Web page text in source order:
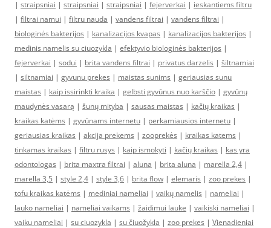
| straipsniai | straipsniai | straipsniai | fejerverkai | ieskantiems filtru
| filtrai namui | filtru nauda | vandens filtrai | vandens filtrai |
biologinės bakterijos | kanalizacijos kvapas | kanalizacijos bakterijos |
medinis namelis su ciuozykla | efektyvio biologinės bakterijos |
fejerverkai | sodui | brita vandens filtrai | privatus darzelis | šiltnamiai
| siltnamiai | gyvunu prekes | maistas sunims | geriausias sunu
maistas | kaip issirinkti kraika | gelbsti gyvūnus nuo karščio | gyvūnų
maudynės vasarą | šunų mityba | sausas maistas | kačių kraikas |
kraikas katėms | gyvūnams internetu | perkamiausios internetu |
geriausias kraikas | akcija prekems | zooprekės | kraikas katems |
tinkamas kraikas | filtru rusys | kaip ismokyti | kačių kraikas | kas yra
odontologas | brita maxtra filtrai | aluna | brita aluna | marella 2,4 |
marella 3,5 | style 2,4 | style 3,6 | brita flow | elemaris | zoo prekes |
tofu kraikas katėms | mediniai nameliai | vaikų namelis | nameliai |
lauko nameliai | nameliai vaikams | žaidimui lauke | vaikiski nameliai |
vaiku nameliai | su ciuozykla | su čiuožykla | zoo prekes | Vienadieniai